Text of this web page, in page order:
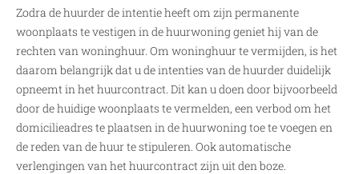
Zodra de huurder de intentie heeft om zijn permanente
woonplaats te vestigen in de huurwoning geniet hij van de
rechten van woninghuur. Om woninghuur te vermijden, is het
daarom belangrijk dat u de intenties van de huurder duidelijk
opneemt in het huurcontract. Dit kan u doen door bijvoorbeeld
door de huidige woonplaats te vermelden, een verbod om het
domicilieadres te plaatsen in de huurwoning toe te voegen en
de reden van de huur te stipuleren. Ook automatische
verlengingen van het huurcontract zijn uit den boze.